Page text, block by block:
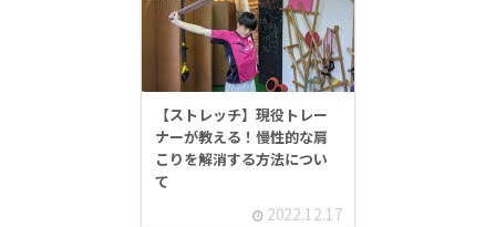
【ストレッチ】現役トレー
ナーが教える！慢性的な肩
こりを解消する方法につい
て
2022.12.17